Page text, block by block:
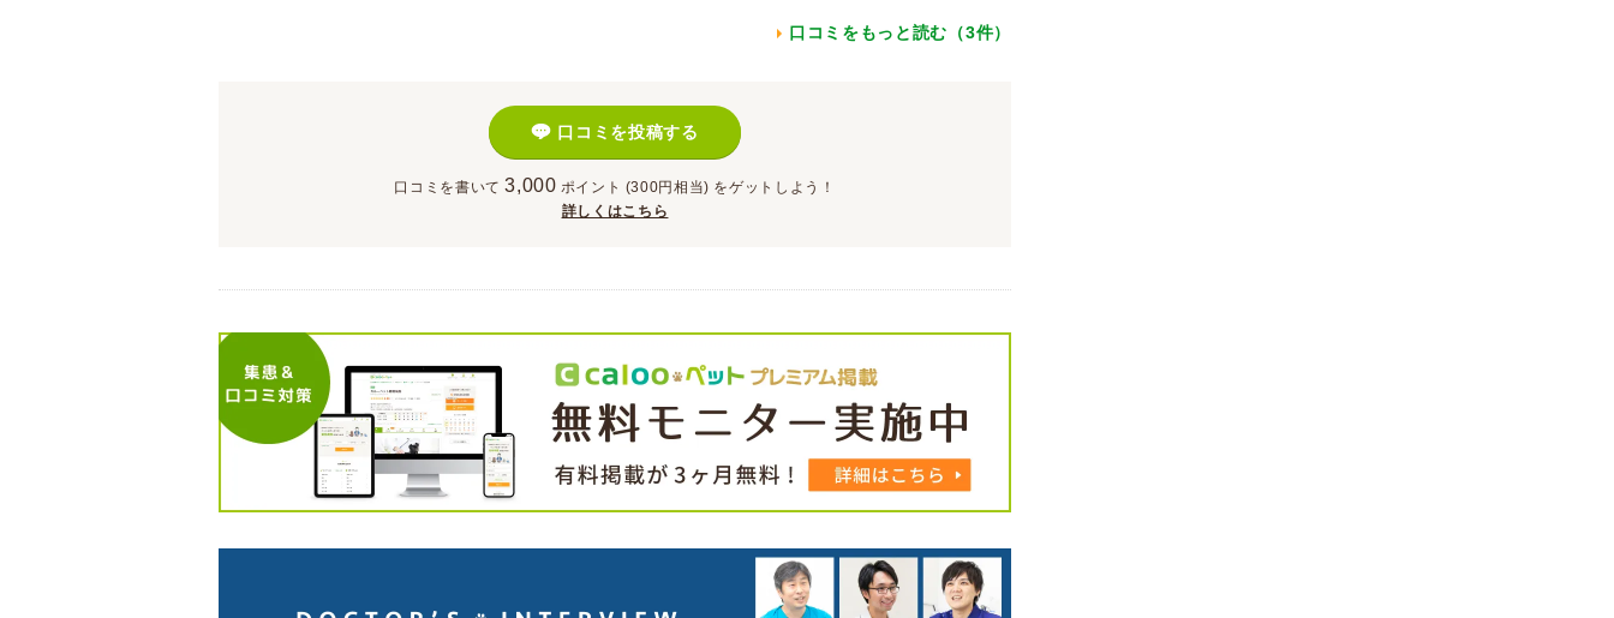
口コミをもっと読む（3件）
口コミを投稿する
口コミを書いて 3,000 ポイント (300円相当) をゲットしよう！
詳しくはこちら